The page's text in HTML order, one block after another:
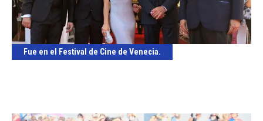
Fue en el Festival de Cine de Venecia.